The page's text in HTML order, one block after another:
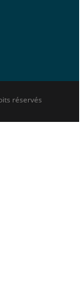
réservés